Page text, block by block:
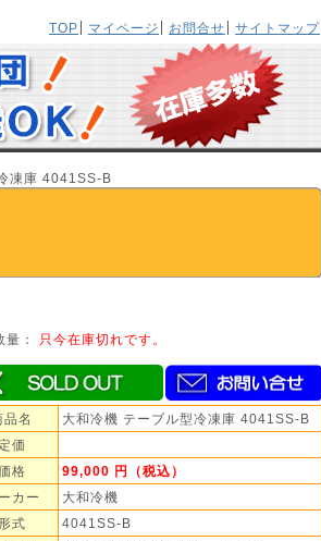
TOP
マイページ お問合せ サイトマップ
凍庫 4041SS-B
量： 只今在庫切れです。
品名
大和冷機 テーブル型冷凍庫 4041SS-B
定価
格
99,000 円（税込）
カー
大和冷機
形式
4041SS-B